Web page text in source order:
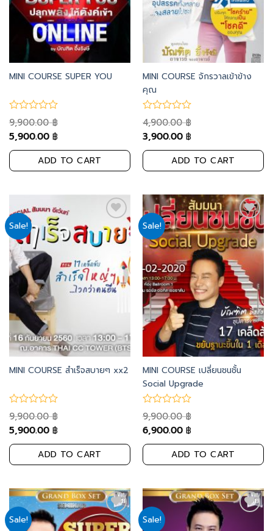
MINI COURSE SUPER YOU
9,900.00฿
5,900.00 ฿
ADD TO CART
MINI COURSE จักรวาลเข้าข้าง
คุณ
4,900.00฿
3,900.00 ฿
ADD TO CART
Sale!
Add
to
wishlist
MINI COURSE สำเร็จสบายๆ xx2
9,900.00฿
5,900.00 ฿
ADD TO CART
Sale!
Add
to
wishlist
MINI COURSE เปลี่ยนชนชั้น
Social Upgrade
9,900.00฿
6,900.00 ฿
ADD TO CART
Sale!
Add
Sale!